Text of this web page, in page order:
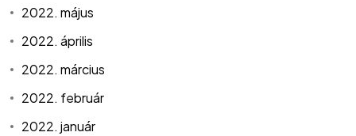
2022. május
2022. április
2022. március
2022. február
2022. január